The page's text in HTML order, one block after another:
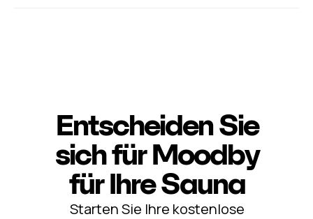
Entscheiden Sie
sich für Moodby
für IhreSauna
Starten Sie Ihre kostenlose